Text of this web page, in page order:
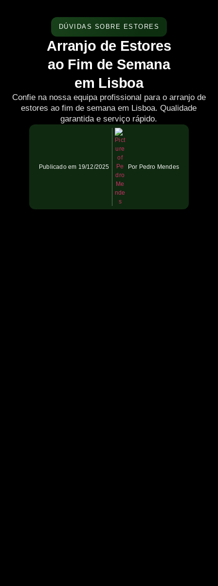
DÚVIDAS SOBRE ESTORES
Arranjo de Estores
ao Fim de Semana
em Lisboa
Confie na nossa equipa profissional para o arranjo de
estores ao fim de semana em Lisboa. Qualidade
garantida e serviço rápido.
Publicado em 19/12/2025 Por Pedro Mendes